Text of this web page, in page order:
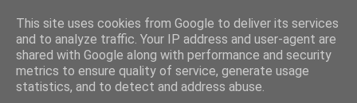
This site uses cookies from Google to deliver its services
and to analyze traffic. Your IP address and user-agent are
shared with Google along with performance and security
metrics to ensure quality of service, generate usage
statistics, and to detect and address abuse.